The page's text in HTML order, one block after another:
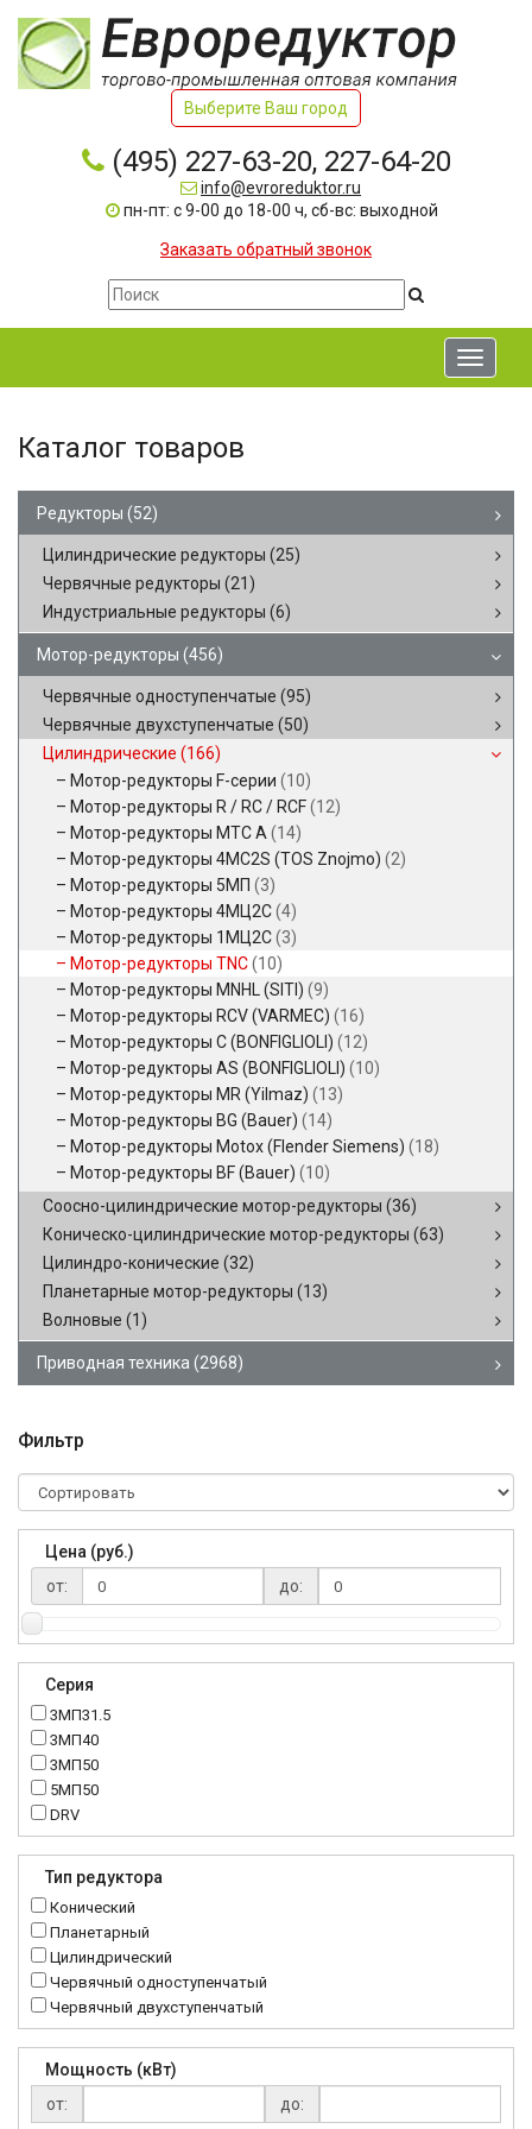
Выберите Ваш город
(495) 227-63-20, 227-64-20
info@evroreduktor.ru
пн-пт: с 9-00 до 18-00 ч, сб-вс: выходной
Заказать обратный звонок
Toggle
Каталог товаров
Редукторы (52)
Цилиндрические редукторы (25)
Червячные редукторы (21)
Индустриальные редукторы (6)
Мотор-редукторы (456)
Червячные одноступенчатые (95)
Червячные двухступенчатые (50)
Цилиндрические (166)
Мотор-редукторы F-серии (10)
Мотор-редукторы R / RC / RCF(12)
Мотор-редукторы MTC A (14)
Мотор-редукторы 4MC2S (TOS Znojmo) (2)
Мотор-редукторы 5МП (3)
Мотор-редукторы 4МЦ2С(4)
Мотор-редукторы 1МЦ2С(3)
Мотор-редукторы TNC(10)
Мотор-редукторы MNHL (SITI) (9)
Мотор-редукторы RCV (VARMEC) (16)
Мотор-редукторы C (BONFIGLIOLI) (12)
Мотор-редукторы AS (BONFIGLIOLI) (10)
Мотор-редукторы MR (Yilmaz) (13)
Мотор-редукторы BG (Bauer) (14)
Мотор-редукторы Motox (Flender Siemens) (18)
Мотор-редукторы BF (Bauer) (10)
Соосно-цилиндрические мотор-редукторы (36)
Коническо-цилиндрические мотор-редукторы (63)
Цилиндро-конические (32)
Планетарные мотор-редукторы (13)
Волновые (1)
Приводная техника (2968)
Фильтр
Цена (руб.)
от:
до:
Серия
3МП31.5
3МП40
3МП50
5МП50
DRV
K..DR
MTC
NMRV
RC
Тип редуктора
Конический
Планетарный
Цилиндрический
Червячный одноступенчатый
Червячный двухступенчатый
Мощность (кВт)
от:
до: